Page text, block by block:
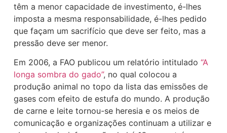
têm a menor capacidade de investimento, é-lhes
imposta a mesma responsabilidade, é-lhes pedido
que façam um sacrifício que deve ser feito, mas a
pressão deve ser menor.
Em 2006, a FAO publicou um relatório intitulado“A
longa sombra do gado”, no qual colocou a
produção animal no topo da lista das emissões de
gases com efeito de estufa do mundo. A produção
de carne e leite tornou-se heresia e os meios de
comunicação e organizações continuam a utilizar e